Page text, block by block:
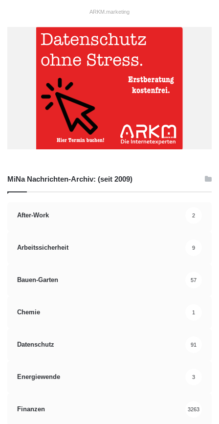
ARKM.marketing
MiNa Nachrichten-Archiv: (seit 2009)
After-Work 2
Arbeitssicherheit 9
Bauen-Garten 57
Chemie 1
Datenschutz 91
Energiewende 3
Finanzen 3263